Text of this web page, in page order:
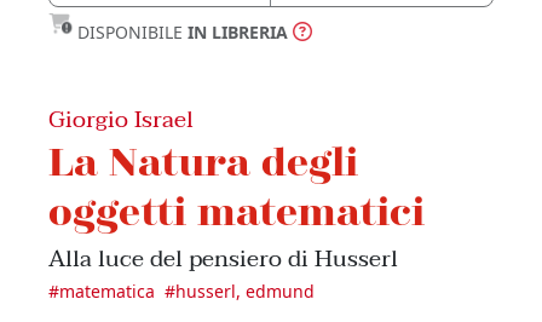
DISPONIBILE IN LIBRERIA
Giorgio Israel
La Natura degli
oggetti matematici
Alla luce del pensiero di Husserl
#matematica #husserl, edmund